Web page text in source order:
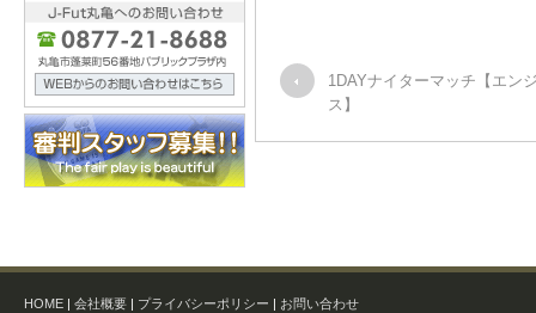
1DAYナイターマッチ【エン
ス】
HOME | 会社概要 | プライバシーポリシー | お問い合わせ